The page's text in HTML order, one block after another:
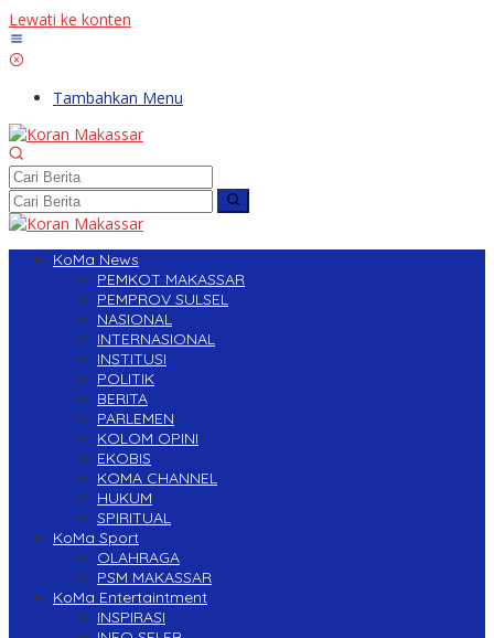
Lewati ke konten
Tambahkan Menu
KoMa News
PEMKOT MAKASSAR
PEMPROV SULSEL
NASIONAL
INTERNASIONAL
INSTITUSI
POLITIK
BERITA
PARLEMEN
KOLOM OPINI
EKOBIS
KOMA CHANNEL
HUKUM
SPIRITUAL
KoMa Sport
OLAHRAGA
PSM MAKASSAR
KoMa Entertaintment
INSPIRASI